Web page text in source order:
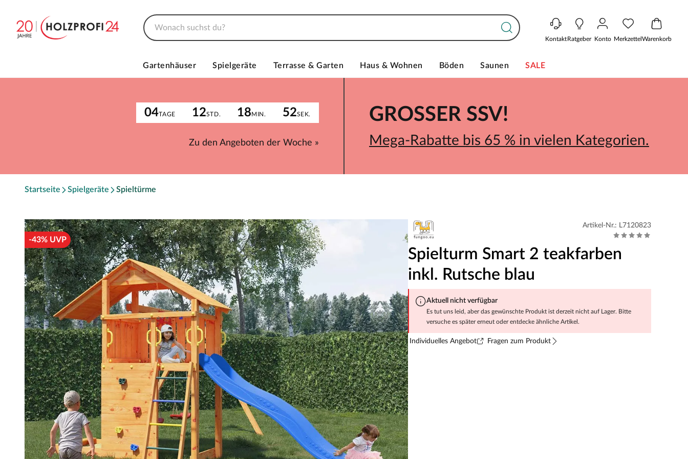
KontaktRatgeber Konto MerkzettelWarenkorb
Gartenhäuser Spielgeräte Terrasse & Garten Haus & Wohnen Böden Saunen SALE
04TAGE 12STD. 18MIN. 52SEK.
Zu den Angeboten der Woche »
GROSSER SSV!
Mega-Rabatte bis 65 % in vielen Kategorien.
Startseite Spielgeräte Spieltürme
-43% UVP
Artikel-Nr.: L7120823
Spielturm Smart 2 teakfarben
inkl. Rutsche blau
Aktuell nicht verfügbar
Es tut uns leid, aber das gewünschte Produkt ist derzeit nicht auf Lager. Bitte
versuche es später erneut oder entdecke ähnliche Artikel.
Individuelles Angebot Fragen zum Produkt